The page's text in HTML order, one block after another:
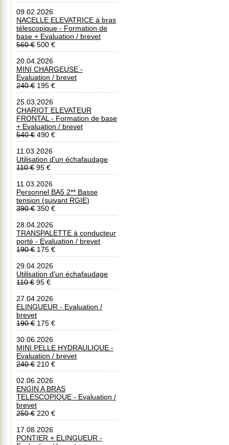
09.02.2026
NACELLE ELEVATRICE à bras
télescopique - Formation de
base + Evaluation / brevet
560 € 500 €
20.04.2026
MINI CHARGEUSE -
Evaluation / brevet
240 € 195 €
25.03.2026
CHARIOT ELEVATEUR
FRONTAL - Formation de base
+ Evaluation / brevet
540 € 490 €
11.03.2026
Utilisation d'un échafaudage
110 € 95 €
11.03.2026
Personnel BA5 2** Basse
tension (suivant RGIE)
390 € 350 €
28.04.2026
TRANSPALETTE à conducteur
porté - Evaluation / brevet
190 € 175 €
29.04.2026
Utilisation d'un échafaudage
110 € 95 €
27.04.2026
ELINGUEUR - Evaluation /
brevet
190 € 175 €
30.06.2026
MINI PELLE HYDRAULIQUE -
Evaluation / brevet
240 € 210 €
02.06.2026
ENGIN A BRAS
TELESCOPIQUE - Evaluation /
brevet
250 € 220 €
17.08.2026
PONTIER + ELINGUEUR -